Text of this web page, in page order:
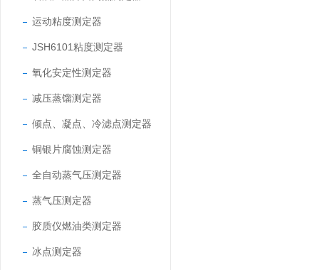
运动粘度测定器
JSH6101粘度测定器
氧化安定性测定器
减压蒸馏测定器
倾点、凝点、冷滤点测定器
铜银片腐蚀测定器
全自动蒸气压测定器
蒸气压测定器
胶质仪燃油类测定器
冰点测定器